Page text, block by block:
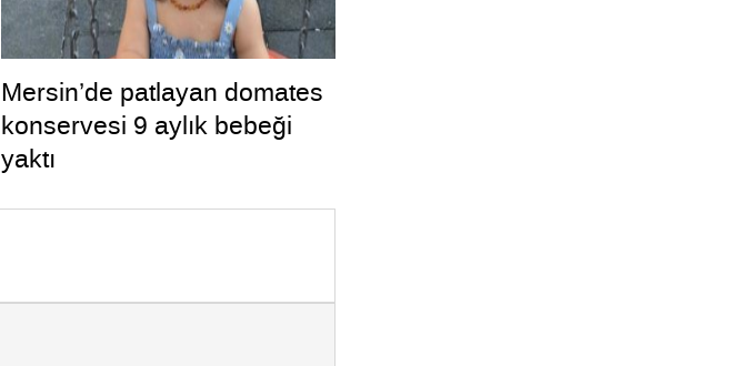
Mersin’de patlayan domates
konservesi 9 aylık bebeği
yaktı